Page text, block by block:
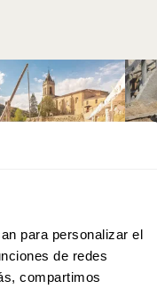
para personalizar el
de redes
compartimos